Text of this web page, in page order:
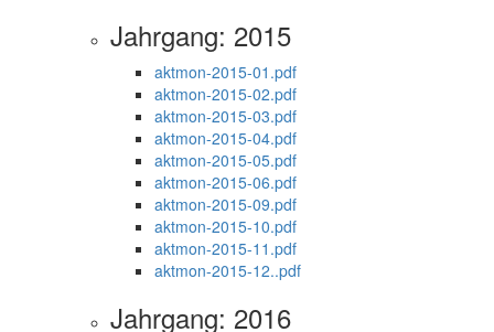
Jahrgang: 2015
aktmon-2015-01.pdf
aktmon-2015-02.pdf
aktmon-2015-03.pdf
aktmon-2015-04.pdf
aktmon-2015-05.pdf
aktmon-2015-06.pdf
aktmon-2015-09.pdf
aktmon-2015-10.pdf
aktmon-2015-11.pdf
aktmon-2015-12..pdf
Jahrgang: 2016